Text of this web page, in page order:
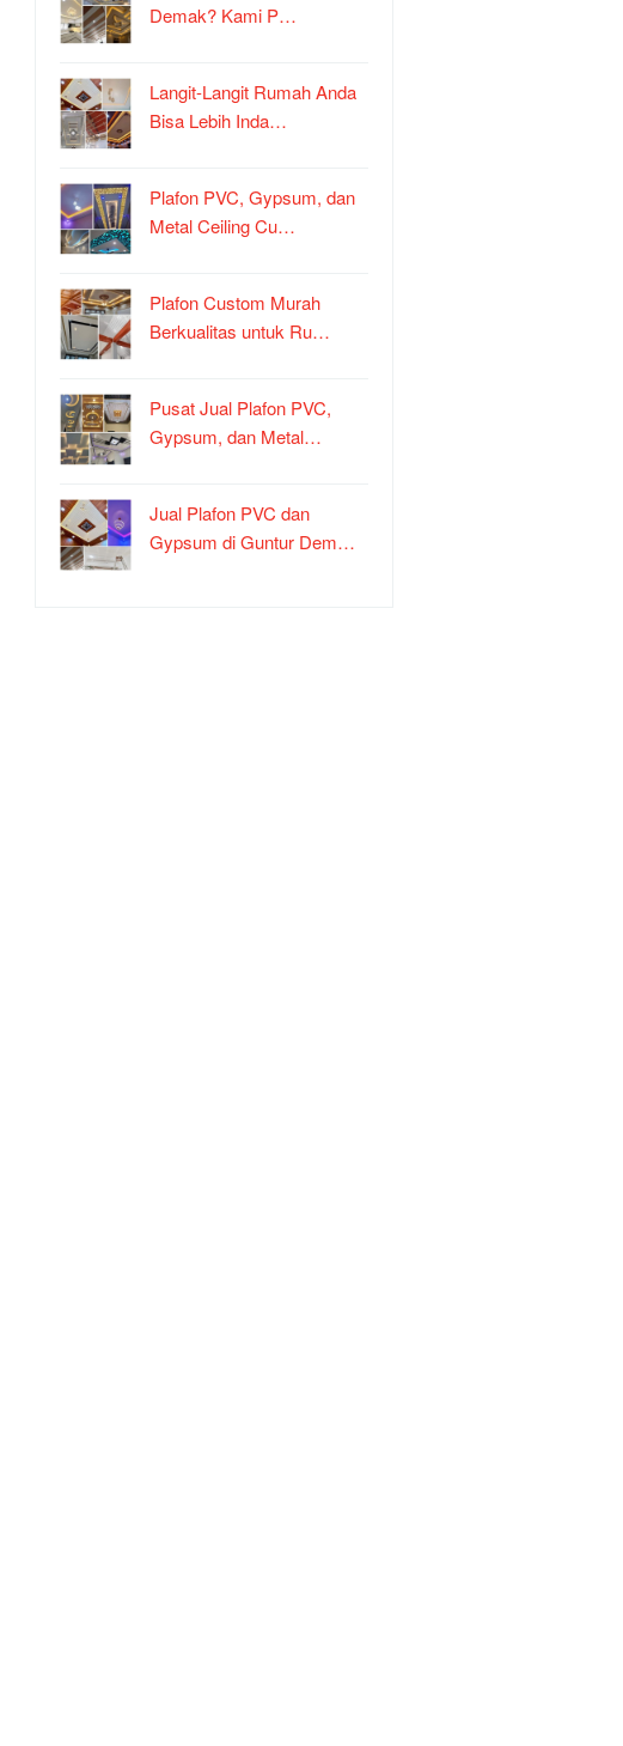
Demak? Kami P…
Langit-Langit Rumah Anda
Bisa Lebih Inda…
Plafon PVC, Gypsum, dan
Metal Ceiling Cu…
Plafon Custom Murah
Berkualitas untuk Ru…
Pusat Jual Plafon PVC,
Gypsum, dan Metal…
Jual Plafon PVC dan
Gypsum di Guntur Dem…